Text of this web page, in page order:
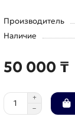
Производитель
Наличие
50 000 ₸